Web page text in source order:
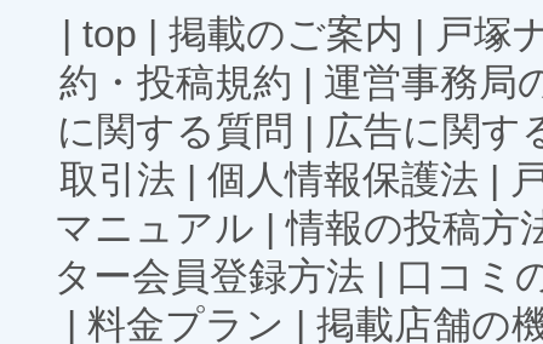
| top | 掲載のご案内 | 戸塚
約・投稿規約 | 運営事務局
に関する質問 | 広告に関す
取引法 | 個人情報保護法 |
マニュアル |情報の投稿方
ター会員登録方法 | 口コミ
| 料金プラン | 掲載店舗の